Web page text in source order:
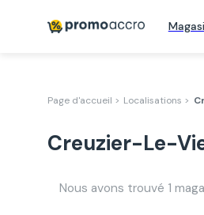
Page d'accueil > Localisations >
Creuzier-Le-
Nous avons trouvé 1